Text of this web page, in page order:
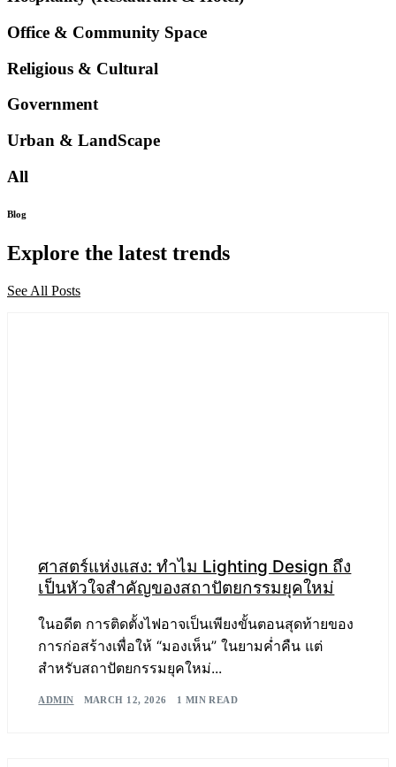
Office & Community Space
Religious & Cultural
Government
Urban & LandScape
All
Blog
Explore the latest trends
See All Posts
ศาสตร์แห่งแสง: ทำไม Lighting Design ถึง
เป็นหัวใจสำคัญของสถาปัตยกรรมยุคใหม่
ในอดีต การติดตั้งไฟอาจเป็นเพียงขั้นตอนสุดท้ายของ
การก่อสร้างเพื่อให้ “มองเห็น” ในยามค่ำคืน แต่
สำหรับสถาปัตยกรรมยุคใหม่...
ADMIN MARCH 12, 2026 1 MIN READ